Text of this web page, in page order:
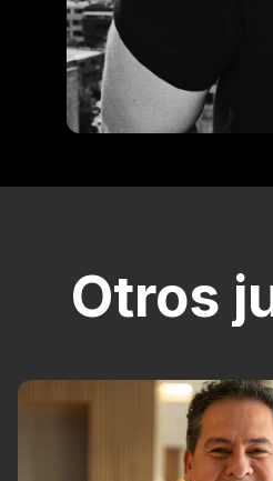
Otros